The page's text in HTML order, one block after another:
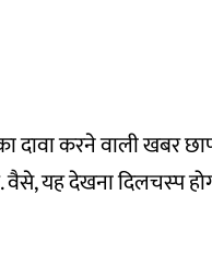
दावा करने वाली खबर
वैसे, यह देखना दिलचस्‍प